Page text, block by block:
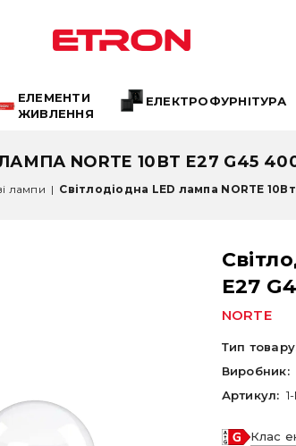
ЕЛЕМЕНТИ
ЖИВЛЕННЯ
ЕЛЕКТРОФУРНІТУРА
NORTE 10ВТ E27 G45
лампи | Світлодіодна LED лампа NORTE
E27
NORTE
Тип
Виробник:
Артикул:
Клас